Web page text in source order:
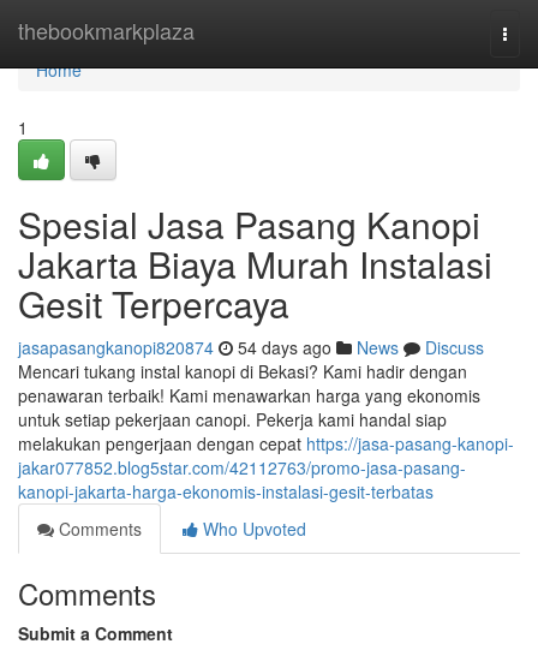
thebookmarkplaza
Home
Home
1
Spesial Jasa Pasang Kanopi
Jakarta Biaya Murah Instalasi
Gesit Terpercaya
jasapasangkanopi820874 54 days ago News
Discuss
Mencari tukang instal kanopi di Bekasi? Kami hadir dengan
penawaran terbaik! Kami menawarkan harga yang ekonomis
untuk setiap pekerjaan canopi. Pekerja kami handal siap
melakukan pengerjaan dengan cepat https://jasa-pasang-kanopi-
jakar077852.blog5star.com/42112763/promo-jasa-pasang-
kanopi-jakarta-harga-ekonomis-instalasi-gesit-terbatas
Comments
Who Upvoted
Comments
Submit a Comment